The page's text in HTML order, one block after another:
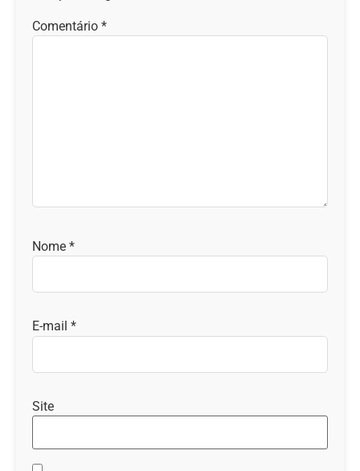
Comentário *
Nome *
E-mail *
Site